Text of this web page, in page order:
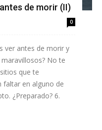
de morir (II)
0
ver antes de morir y
No te
que te
faltar en alguno de
¿Preparado? 6.